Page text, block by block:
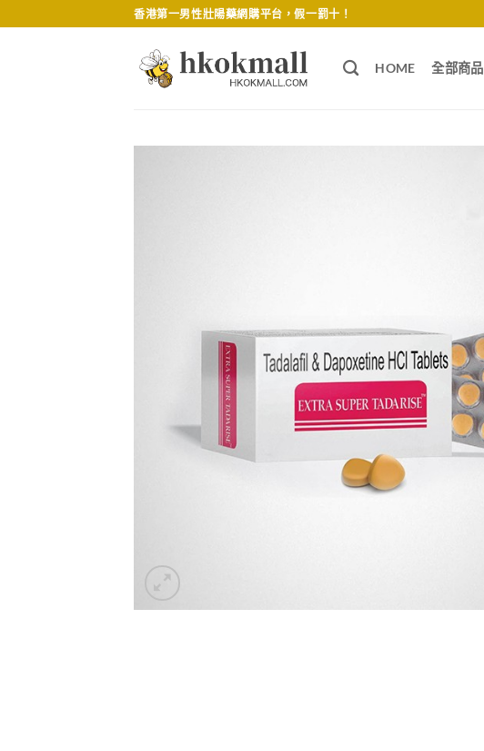
to
香港第一男性壯陽藥網購平台，假一罰十！
HOME 全部商品